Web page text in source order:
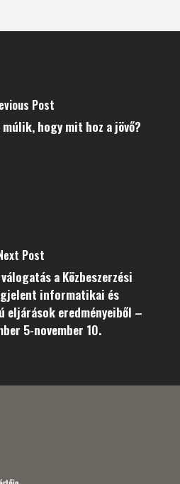
Post
hogy mit hoz a jövő?
Post
a Közbeszerzési
informatikai és
eredményeiből –
5-november 10.